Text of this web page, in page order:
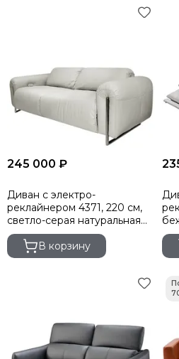
245 000 ₽
Диван c электро-
реклайнером 4371, 220 см,
светло-серая натуральная
кожа
В корзину